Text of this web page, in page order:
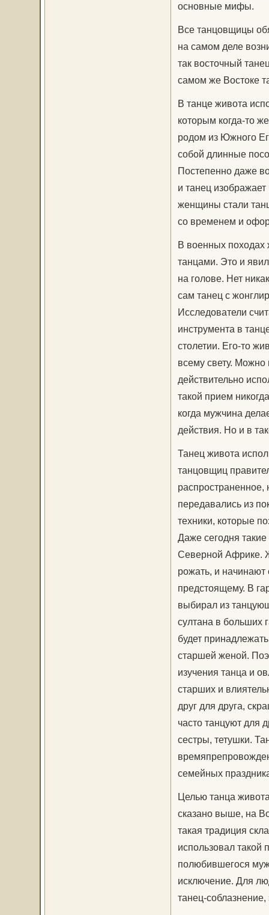
основные мифы.
Все танцовщицы
на самом деле
так восточный
самом же Востоке
В танце живота
которым когда-то
родом из Южного
собой длинные
Постепенно даже
и танец
женщины стали
со временем и
В военных
танцами. Это и
на голове. Нет
сам танец с
Исследователи
инструмента в
столетии. Его-то
всему свету.
действительно
такой прием
когда мужчина
действия. Но и в
Танец живота
танцовщиц
распространенное,
передавались из
техники, которые
Даже сегодня
Северной Африке.
рожать, и начинают
предстоящему. В
выбирал из
султана в больших
будет
старшей женой.
изучения танца и
старших и
друг для друга,
часто танцуют для
сестры, тетушки.
семейных
Целью танца
сказано выше, на
такая традиция
использовал такой
полюбившегося
исключение. Для
танец-